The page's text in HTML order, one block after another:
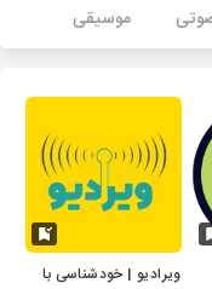
موسیقی
ویرادیو | خودشناسی با